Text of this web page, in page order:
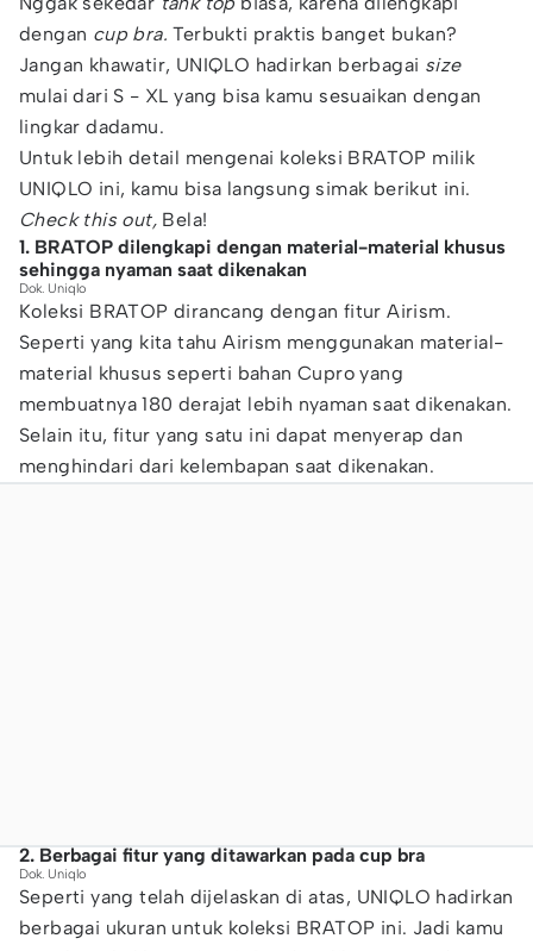
dengan cup bra.Terbukti praktis banget bukan?
Jangan khawatir, UNIQLO hadirkan berbagai size
mulai dari S - XL yang bisa kamu sesuaikan dengan
lingkar dadamu.
Untuk lebih detail mengenai koleksi BRATOP milik
UNIQLO ini, kamu bisa langsung simak berikut ini.
Check this out, Bela!
1. BRATOP dilengkapi dengan material-material khusus
sehingga nyaman saat dikenakan
Dok. Uniqlo
Koleksi BRATOP dirancang dengan fitur Airism.
Seperti yang kita tahu Airism menggunakan material-
material khusus seperti bahan Cupro yang
membuatnya 180 derajat lebih nyaman saat dikenakan.
Selain itu, fitur yang satu ini dapat menyerap dan
menghindari dari kelembapan saat dikenakan.
2. Berbagai fitur yang ditawarkan pada cup bra
Dok. Uniqlo
Seperti yang telah dijelaskan di atas, UNIQLO hadirkan
berbagai ukuran untuk koleksi BRATOP ini. Jadi kamu